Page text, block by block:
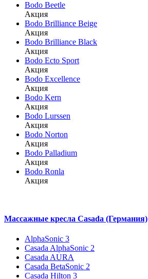
Bodo Beetle
Акция
Bodo Brilliance Beige
Акция
Bodo Brilliance Black
Акция
Bodo Ecto Sport
Акция
Bodo Excellence
Акция
Bodo Kern
Акция
Bodo Lurssen
Акция
Bodo Norton
Акция
Bodo Palladium
Акция
Bodo Ronla
Акция
Массажные кресла Casada (Германия)
AlphaSonic 3
Casada AlphaSonic 2
Casada AURA
Casada BetaSonic 2
Casada Hilton 3